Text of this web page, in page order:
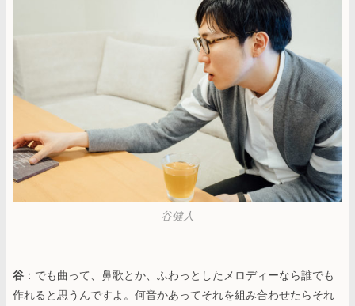
谷健人
谷 ：でも曲って、鼻歌とか、ふわっとしたメロディーなら誰でも
作れると思うんですよ。何音かあってそれを組み合わせたらそれ